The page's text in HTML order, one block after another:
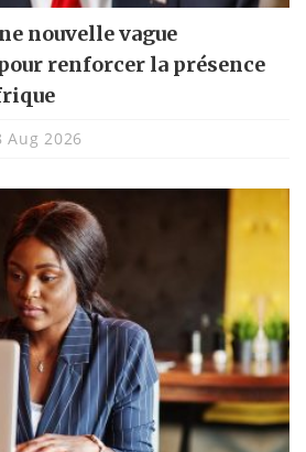
nouvelle vague
renforcer la présence
Aug 2026